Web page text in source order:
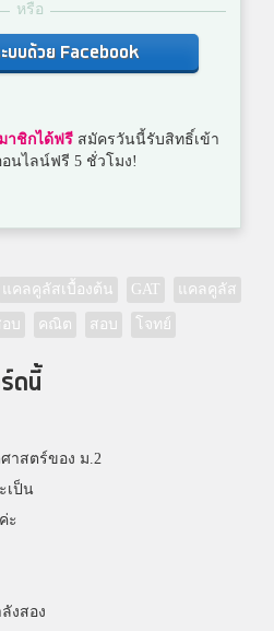
หรือ
ะบบด้วย Facebook
าชิกได้ฟรี สมัครวันนี้รับสิทธิ์เข้า
อนไลน์ฟรี 5 ชั่วโมง!
แคลคูลัสเบื้องต้น GAT แคลคูลัส
บ คณิต สอบ โจทย์
ดนี้
าสตร์ของ ม.2
เป็น
ะ
งสอง